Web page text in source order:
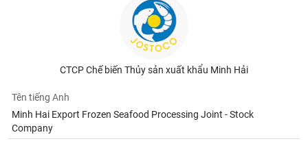
CTCP Chế biến Thủy sản xuất khẩu Minh Hải
Tên tiếng Anh
Minh Hai Export Frozen Seafood Processing Joint - Stock
Company